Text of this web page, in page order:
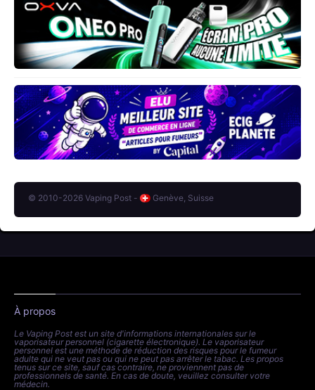
© 2010-2026 Vaping Post - Genève, Suisse
À propos
Le Vaping Post est un site d'informations internationales sur le
vaporisateur personnel (cigarette électronique). Le vaporisateur
personnel est une méthode de réduction des risques pour le fumeur
adulte qui ne veut pas ou qui ne peut pas arrêter le tabac. Les propos
tenus sur ce site, sauf cas contraire, ne proviennent pas de
professionnels de santé. En cas de doute, veuillez consulter votre
médecin.